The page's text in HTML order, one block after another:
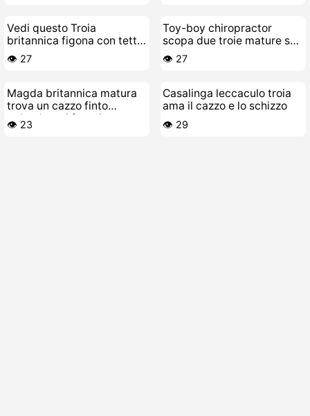
Vedi questo Troia
britannica figona con tette
enormi si incula da sola
👁️ 27
Toy-boy chiropractor
scopa due troie mature sul
divano
👁️ 27
Magda britannica matura
trova un cazzo finto
pulendo e si fa troia
👁️ 23
Casalinga leccaculo troia
ama il cazzo e lo schizzo
👁️ 29